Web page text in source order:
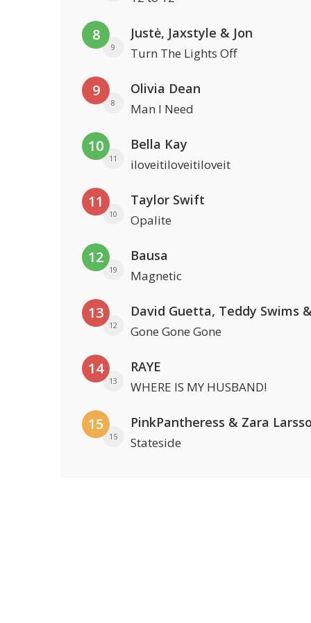
8
9
Justė, Jaxstyle & Jon
Turn The Lights Off
9
8
Olivia Dean
Man I Need
10
11
Bella Kay
iloveitiloveitiloveit
11
10
Taylor Swift
Opalite
12
19
Bausa
Magnetic
13
12 Gone Gone Gone
14
13
RAYE
WHERE IS MY HUSBAND!
15
15
PinkPantheress & Zara
Stateside